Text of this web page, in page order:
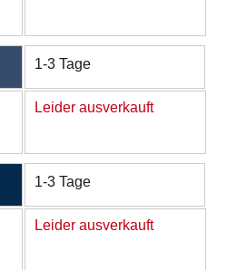
1-3 Tage
Leider ausverkauft
1-3 Tage
Leider ausverkauft